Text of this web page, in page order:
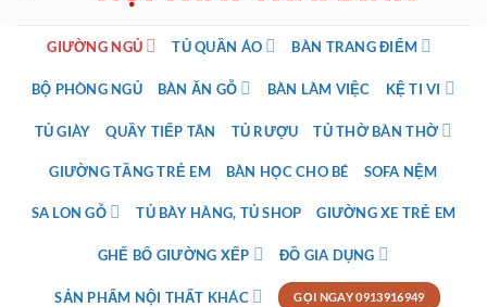
GIƯỜNG NGỦ TỦ QUẦN ÁO BÀN TRANG ĐIỂM
BỘ PHÒNG NGỦ BÀN ĂN GỖ BÀN LÀM VIỆC KỆ TI VI
TỦ GIÀY QUẦY TIẾP TÂN TỦ RƯỢU TỦ THỜ BÀN THỜ
GIƯỜNG TẦNG TRẺ EM BÀN HỌC CHO BÉ SOFA NỆM
SA LON GỖ TỦ BÀY HÀNG, TỦ SHOP GIƯỜNG XE TRẺ EM
GHẾ BỐ GIƯỜNG XẾP ĐỒ GIA DỤNG
SẢN PHẨM NỘI THẤT KHÁC GỌI NGAY 0913916949